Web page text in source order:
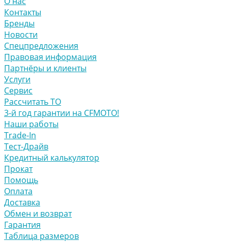
Контакты
Бренды
Новости
Спецпредложения
Правовая информация
Партнёры и клиенты
Услуги
Сервис
Рассчитать ТО
3-й год гарантии на CFMOTO!
Наши работы
Trade-In
Тест-Драйв
Кредитный калькулятор
Прокат
Помощь
Оплата
Доставка
Обмен и возврат
Гарантия
Таблица размеров